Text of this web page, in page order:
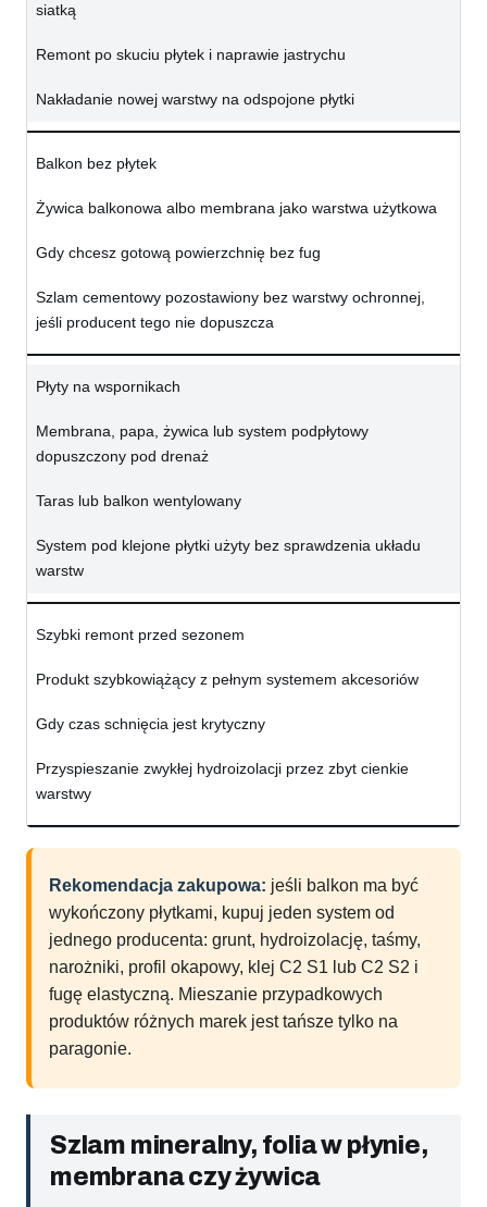
siatką
Remont po skuciu płytek i naprawie jastrychu
Nakładanie nowej warstwy na odspojone płytki
Balkon bez płytek
Żywica balkonowa albo membrana jako warstwa użytkowa
Gdy chcesz gotową powierzchnię bez fug
Szlam cementowy pozostawiony bez warstwy ochronnej,
jeśli producent tego nie dopuszcza
Płyty na wspornikach
Membrana, papa, żywica lub system podpłytowy
dopuszczony pod drenaż
Taras lub balkon wentylowany
System pod klejone płytki użyty bez sprawdzenia układu
warstw
Szybki remont przed sezonem
Produkt szybkowiążący z pełnym systemem akcesoriów
Gdy czas schnięcia jest krytyczny
Przyspieszanie zwykłej hydroizolacji przez zbyt cienkie
warstwy
Rekomendacja zakupowa: jeśli balkon ma być
wykończony płytkami, kupuj jeden system od
jednego producenta: grunt, hydroizolację, taśmy,
narożniki, profil okapowy, klej C2 S1 lub C2 S2 i
fugę elastyczną. Mieszanie przypadkowych
produktów różnych marek jest tańsze tylko na
paragonie.
Szlam mineralny, folia w płynie,
membrana czy żywica